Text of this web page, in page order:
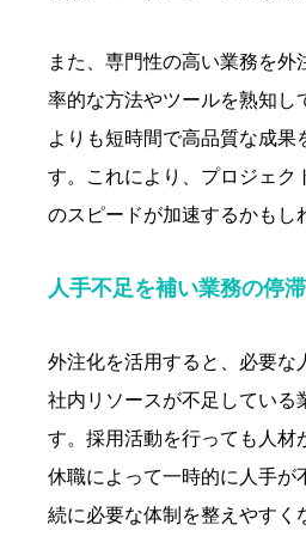
また、専門性の高い業務を
率的な方法やツールを熟知し
よりも短時間で高品質な成果
す。これにより、プロジェク
のスピードが加速するかもし
人手不足を補い業務の停
外注化を活用すると、必要な
社内リソースが不足している
す。採用活動を行っても人材
休職によって一時的に人手が
続に必要な体制を整えやすく